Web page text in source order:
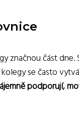
část
se často
podporují,